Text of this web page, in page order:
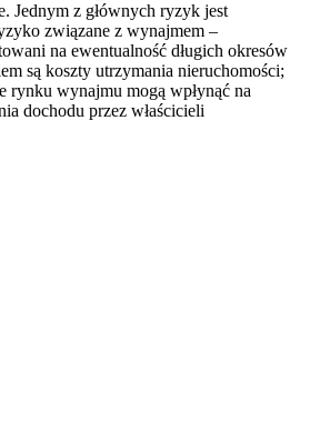
Jednym z głównych ryzyk jest
związane z wynajmem –
na ewentualność długich okresów
są koszty utrzymania nieruchomości;
rynku wynajmu mogą wpłynąć na
dochodu przez właścicieli